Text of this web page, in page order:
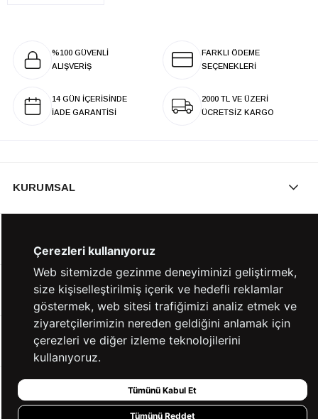
%100 GÜVENLİ
ALIŞVERİŞ
FARKLI ÖDEME
SEÇENEKLERİ
14 GÜN İÇERİSİNDE
İADE GARANTİSİ
2000 TL VE ÜZERİ
ÜCRETSİZ KARGO
KURUMSAL
YARDIM
BİZE ULAŞIN
HIZLI ERİŞİM
Çerezleri kullanıyoruz
Web sitemizde gezinme deneyiminizi geliştirmek,
size kişiselleştirilmiş içerik ve hedefli reklamlar
göstermek, web sitesi trafiğimizi analiz etmek ve
ziyaretçilerimizin nereden geldiğini anlamak için
çerezleri ve diğer izleme teknolojilerini
kullanıyoruz.
Tümünü Kabul Et
Tümünü Reddet